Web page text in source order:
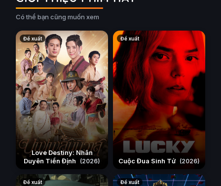
Có thể bạn cũng muốn xem
Đề xuất
Love Destiny: Nhân
Duyên Tiền Định
(2026)
Đề xuất
Cuộc Đua Sinh Tử (2026)
Đề xuất Đề xuất